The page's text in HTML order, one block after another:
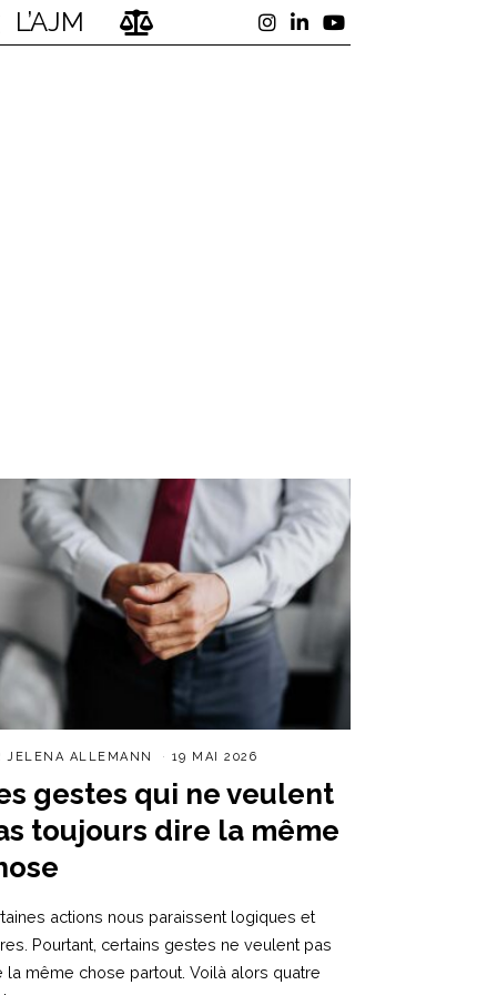
L’AJM
JELENA ALLEMANN 19 MAI 2026
gestes qui ne veulent
toujours dire la même
actions nous paraissent logiques et
Pourtant, certains gestes ne veulent pas
la même chose partout. Voilà alors quatre